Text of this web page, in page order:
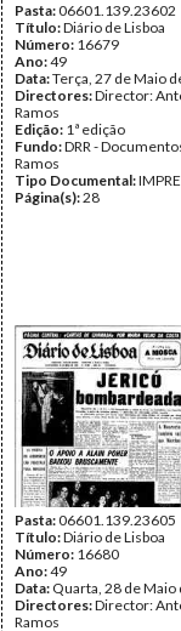
Pasta:06601.139.23602
Título:Diário de Lisboa
Número: 16679
Ano:49
Data:Terça, 27 de Maio
Directores:Director:
Ramos
Edição: 1ª edição
Fundo:DRR -
Ramos
Tipo Documental:
Página(s):28
Pasta:06601.139.23605
Título:Diário de Lisboa
Número: 16680
Ano:49
Data: Quarta, 28 de Maio
Directores:Director:
Ramos